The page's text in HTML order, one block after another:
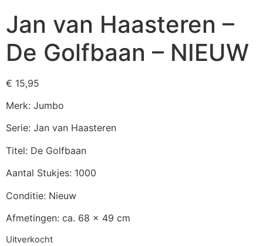
Jan van Haasteren –
De Golfbaan – NIEUW
€ 15,95
Merk: Jumbo
Serie: Jan van Haasteren
Titel: De Golfbaan
Aantal Stukjes: 1000
Conditie: Nieuw
Afmetingen: ca. 68 x 49 cm
Uitverkocht